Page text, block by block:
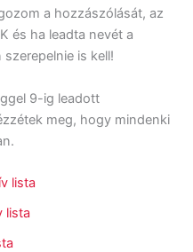
a hozzászólását, az
és ha leadta nevét a
is kell!
9-ig leadott
meg, hogy mindenki
lista
lista